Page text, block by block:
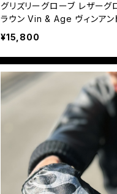
グリズリーグローブ レザー
ラウン Vin & Age ヴィンア
S
¥15,800